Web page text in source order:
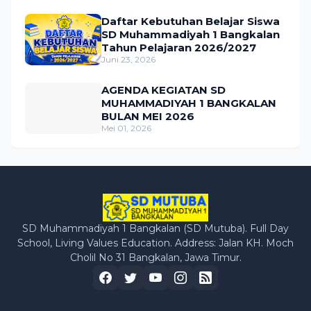
Daftar Kebutuhan Belajar Siswa
SD Muhammadiyah 1 Bangkalan
Tahun Pelajaran 2026/2027
Juni 23, 2026
AGENDA KEGIATAN SD
MUHAMMADIYAH 1 BANGKALAN
BULAN MEI 2026
Mei 01, 2026
SD Muhammadiyah 1 Bangkalan (SD Mutuba). Full Day
School, Living Values Education. Address: Jalan KH. Moch
Cholil No 31 Bangkalan, Jawa Timur.